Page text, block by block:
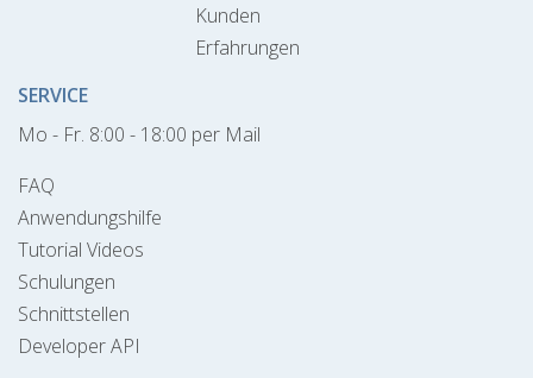
Kunden
Erfahrungen
SERVICE
Mo - Fr. 8:00 - 18:00 per Mail
FAQ
Anwendungshilfe
Tutorial Videos
Schulungen
Schnittstellen
Developer API